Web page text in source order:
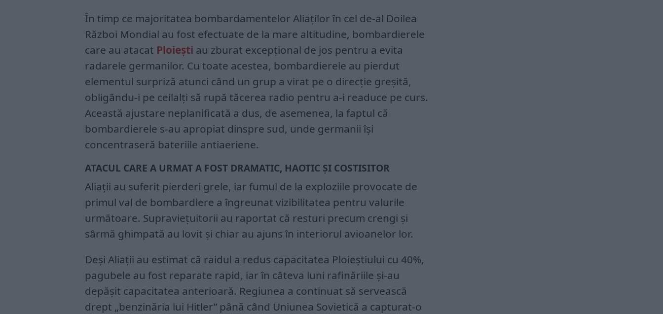
În timp ce majoritatea bombardamentelor Aliaților în cel de-al Doilea
Război Mondial au fost efectuate de la mare altitudine, bombardierele
care au atacat Ploiești au zburat excepțional de jos pentru a evita
radarele germanilor. Cu toate acestea, bombardierele au pierdut
elementul surpriză atunci când un grup a virat pe o direcție greșită,
obligându-i pe ceilalți să rupă tăcerea radio pentru a-i readuce pe curs.
Această ajustare neplanificată a dus, de asemenea, la faptul că
bombardierele s-au apropiat dinspre sud, unde germanii își
concentraseră bateriile antiaeriene.
ATACUL CARE A URMAT A FOST DRAMATIC, HAOTIC ȘI COSTISITOR
Aliații au suferit pierderi grele, iar fumul de la exploziile provocate de
primul val de bombardiere a îngreunat vizibilitatea pentru valurile
următoare. Supraviețuitorii au raportat că resturi precum crengi și
sârmă ghimpată au lovit și chiar au ajuns în interiorul avioanelor lor.
Deși Aliații au estimat că raidul a redus capacitatea Ploieștiului cu 40%,
pagubele au fost reparate rapid, iar în câteva luni rafinăriile și-au
depășit capacitatea anterioară. Regiunea a continuat să servească
drept „benzinăria lui Hitler” până când Uniunea Sovietică a capturat-o